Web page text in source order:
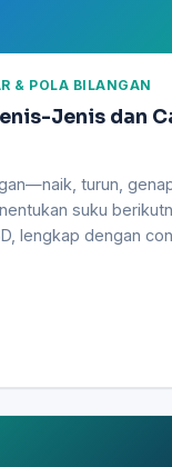
& POLA BILANGAN
Jenis dan
turun,
suku
lengkap dengan